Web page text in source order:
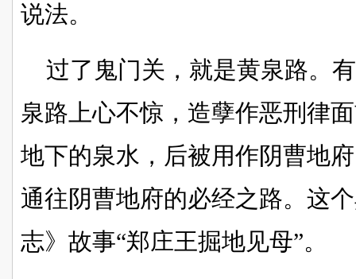
说法。
过了鬼门关，就是黄泉路。
泉路上心不惊，造孽作恶刑律
地下的泉水，后被用作阴曹地
通往阴曹地府的必经之路。这
志》故事“郑庄王掘地见母”。